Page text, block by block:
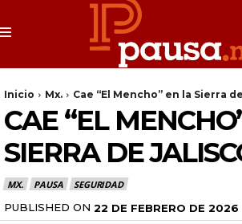
Inicio Mx. Cae “El Mencho” en la Sierra
CAE “EL
SIERRA DE
MX. PAUSA SEGURIDAD
PUBLISHED ON 22 DE FEBRERO DE 2026